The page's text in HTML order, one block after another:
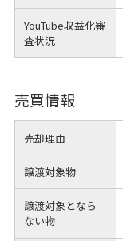
YouTube収益化審
査状況
売買情報
売却理由
譲渡対象物
譲渡対象となら
ない物